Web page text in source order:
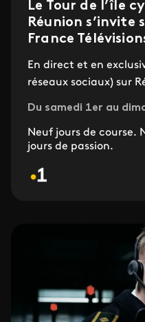
Le Tour de l’île
Réunion s’invite
France
En direct et en
réseaux sociaux) sur
Du samedi 1er au
Neuf jours de course.
jours de passion.